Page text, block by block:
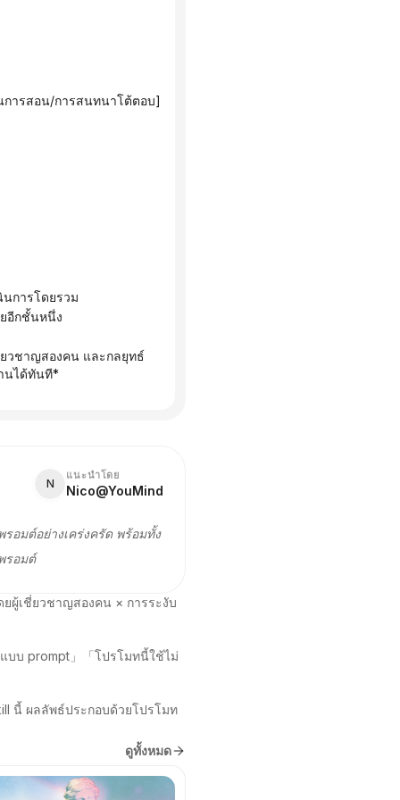
การสอน/การสนทนาโต้ตอบ]
การโดยรวม
อีกชั้นหนึ่ง
นได้ทันที*
N
แนะนำโดย
Nico@YouMind
อมต์อย่างเคร่งครัด พร้อมทั้ง
รอมต์
ผู้เชี่ยวชาญสองคน × การระงับ
บบ prompt」「โปรโมทนี้ใช้ไม่
นี้ ผลลัพธ์ประกอบด้วยโปรโมท
ดูทั้งหมด